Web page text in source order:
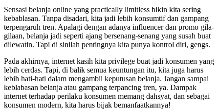
Sensasi belanja online yang practically limitless bikin kita sering
kebablasan. Tanpa disadari, kita jadi lebih konsumtif dan gampang
terpengaruh tren. Apalagi dengan adanya influencer dan promo gila-
gilaan, belanja jadi seperti ajang bersenang-senang yang susah buat
dilewatin. Tapi di sinilah pentingnya kita punya kontrol diri, gengs.
Pada akhirnya, internet kasih kita privilege buat jadi konsumen yang
lebih cerdas. Tapi, di balik semua keuntungan itu, kita juga harus
lebih hati-hati dalam mengambil keputusan belanja. Jangan sampai
keblabasan belanja atau gampang terpancing tren, ya. Dampak
internet terhadap perilaku konsumen memang dahsyat, dan sebagai
konsumen modern, kita harus bijak bemanfaatkannya!